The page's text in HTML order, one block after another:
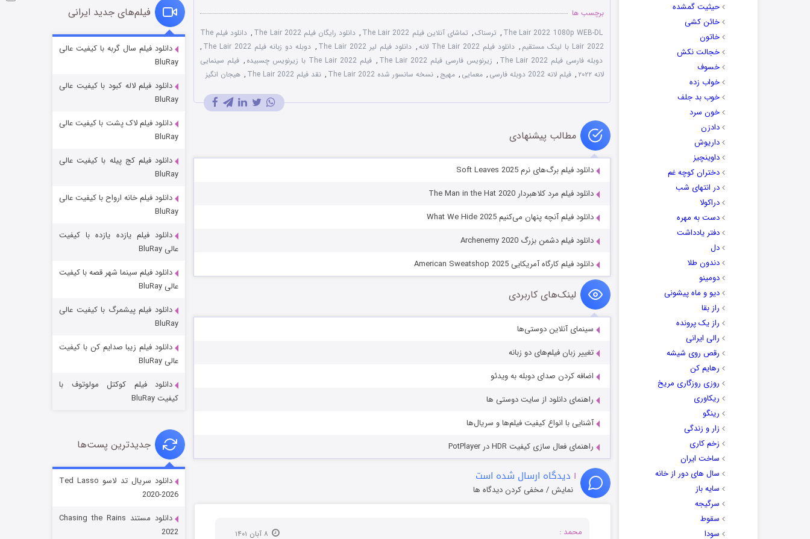
حیثیت گمشده
خائن کشی
خاتون
خجالت نکش
خسوف
خواب زده
خوب بد جلف
خون سرد
دادزن
داریوش
داوینچیز
دختران کوچه غم
در انتهای شب
دراکولا
دست به مهره
دفتر یادداشت
دل
دندون طلا
دومینو
دیو و ماه پیشونی
راز بقا
راز یک پرونده
رالی ایرانی
رقص روی شیشه
رهایم کن
روزی روزگاری مریخ
ریکاوری
رینگو
زار و زندگی
زخم کاری
ساخت ایران
سال های دور از خانه
سایه باز
سرگیجه
سقوط
سودا
برچسب ها
The Lair 2022 1080p WEB-DL
, ترسناک, تماشای آنلاین فیلم The Lair 2022 , دانلود رایگان فیلم The Lair 2022 ,
دانلود فیلم The
Lair 2022 با لینک مستقیم
, دانلود فیلم The Lair 2022 لانه , دانلود فیلم لیر The Lair 2022 , دوبله دو زبانه فیلم The Lair 2022
,
دوبله فارسی فیلم The Lair 2022
, زیرنویس فارسی فیلم The Lair 2022 , فیلم The Lair 2022 با زیرنویس چسبیده , فیلم سینمایی
لانه ۲۰۲۲
, فیلم لانه 2022 دوبله فارسی , معمایی , مهیج , نسخه سانسور شده The Lair 2022 , نقد فیلم The Lair 2022 , هیجان انگیز
مطالب پیشنهادی
دانلود فیلم برگ‌های نرم Soft Leaves 2025
دانلود فیلم مرد کلاهبردار The Man in the Hat 2020
دانلود فیلم آنچه پنهان می‌کنیم What We Hide 2025
دانلود فیلم دشمن بزرگ Archenemy 2020
دانلود فیلم کارگاه آمریکایی American Sweatshop 2025
لینک‌های کاربردی
سینمای آنلاین دوستی‌ها
تغییر زبان فیلم‌های دو زبانه
اضافه کردن صدای دوبله به ویدئو
راهنمای دانلود از سایت دوستی ها
آشنایی با انواع کیفیت فیلم‌ها و سریال‌ها
راهنمای فعال سازی کیفیت HDR در PotPlayer
۱ دیدگاه ارسال شده است
نمایش / مخفی کردن دیدگاه ها
محمد :
شوگر فصل ۲
قسمت
خاندان اژدها فصل ۳
جادوگری در مغولستان
قسمت
فیلم‌های جدید ایرانی
دانلود فیلم سال گربه با کیفیت عالی
BluRay
دانلود فیلم لاله کبود با کیفیت عالی
BluRay
دانلود فیلم لاک پشت با کیفیت عالی
BluRay
دانلود فیلم کج‌ پیله با کیفیت عالی
BluRay
دانلود فیلم خانه ارواح با کیفیت عالی
BluRay
دانلود فیلم یازده یازده با کیفیت
عالی BluRay
دانلود فیلم سینما شهر قصه با کیفیت
عالی BluRay
دانلود فیلم پیشمرگ با کیفیت عالی
BluRay
دانلود فیلم زیبا صدایم کن با کیفیت
عالی BluRay
دانلود فیلم کوکتل مولوتوف با
کیفیت BluRay
جدیدترین پست‌ها
دانلود سریال تد لاسو Ted Lasso
2020-2026
دانلود مستند Chasing the Rains
2022